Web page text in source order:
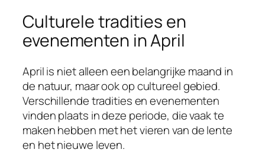
Culturele tradities en
evenementen in April
April is niet alleen een belangrijke maand in
de natuur, maar ook op cultureel gebied.
Verschillende tradities en evenementen
vinden plaats in deze periode, die vaak te
maken hebben met het vieren van de lente
en het nieuwe leven.